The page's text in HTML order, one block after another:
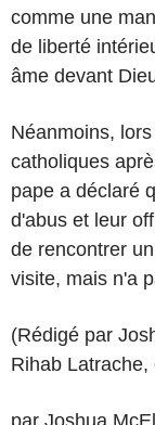
comme une
de liberté
âme devant
Néanmoins,
catholiques
pape a déclaré
d'abus et leur
de rencontrer
visite, mais n'a
(Rédigé par
Rihab
par Joshua